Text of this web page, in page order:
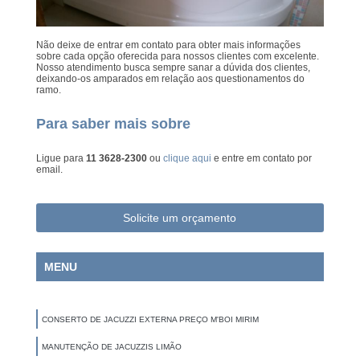
Não deixe de entrar em contato para obter mais informações
sobre cada opção oferecida para nossos clientes com excelente.
Nosso atendimento busca sempre sanar a dúvida dos clientes,
deixando-os amparados em relação aos questionamentos do
ramo.
Para saber mais sobre
Ligue para 11 3628-2300ou clique aqui e entre em contato por
email.
Solicite um orçamento
MENU
CONSERTO DE JACUZZI EXTERNA PREÇO M'BOI MIRIM
MANUTENÇÃO DE JACUZZIS LIMÃO